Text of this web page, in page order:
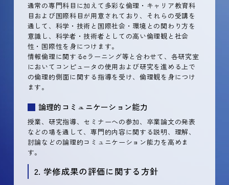
通常の専門科目に加えて多彩な倫理・キャリア教育科
目および国際科目が用意されており、それらの受講を
通して、科学・技術と国際社会・環境との関わり方を
意識し、科学者・技術者としての高い倫理観と社会
性・国際性を身につけます。
情報倫理に関するeラーニング等と合わせて、各研究室
においてコンピュータの使用および研究を進める上で
の倫理的側面に関する指導を受け、倫理観を身につけ
ます。
論理的コミュニケーション能力
授業、研究指導、セミナーへの参加、卒業論文の発表
などの場を通して、専門的内容に関する説明、理解、
討論などの論理的コミュニケーション能力を高めま
す。
2. 学修成果の評価に関する方針